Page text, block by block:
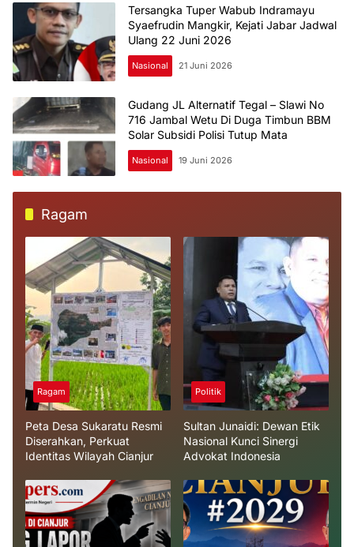
Tersangka Tuper Wabub Indramayu
Syaefrudin Mangkir, Kejati Jabar Jadwal
Ulang 22 Juni 2026
Nasional 21 Juni 2026
Gudang JL Alternatif Tegal – Slawi No
716 Jambal Wetu Di Duga Timbun BBM
Solar Subsidi Polisi Tutup Mata
Nasional 19 Juni 2026
Ragam
Ragam
Peta Desa Sukaratu Resmi
Diserahkan, Perkuat
Identitas Wilayah Cianjur
Politik
Sultan Junaidi: Dewan Etik
Nasional Kunci Sinergi
Advokat Indonesia